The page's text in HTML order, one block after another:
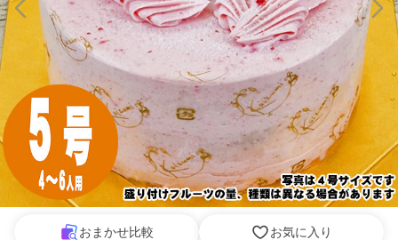
おまかせ比較 お気に入り